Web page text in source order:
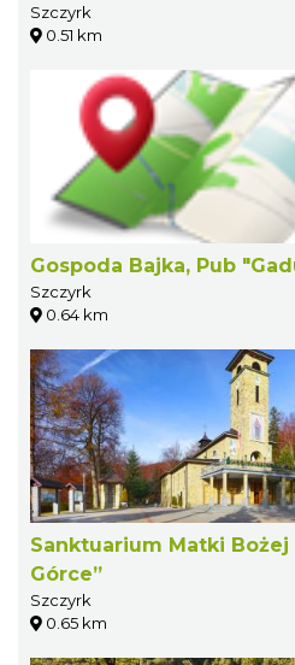
Szczyrk
0.51 km
Gospoda Bajka, Pub
Szczyrk
0.64 km
Sanktuarium Matki
Górce”
Szczyrk
0.65 km